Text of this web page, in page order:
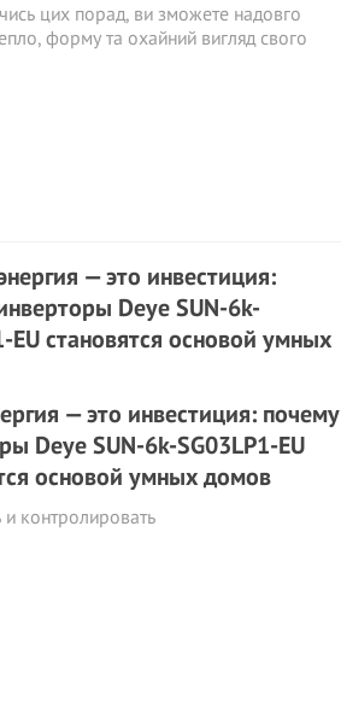
цих порад, ви зможете надовго
форму та охайний вигляд свого
— это инвестиция: почему
Deye SUN-6k-SG03LP1-EU
основой умных домов
контролировать